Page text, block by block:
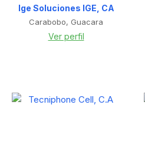
Ige Soluciones IGE, CA
Carabobo, Guacara
Ver perfil